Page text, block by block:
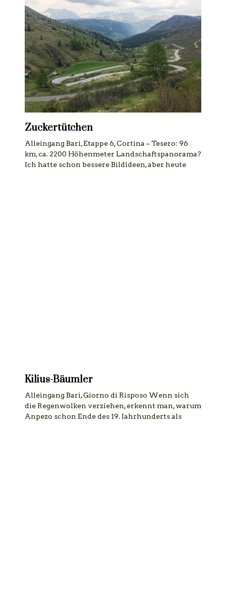
Zuckertütchen
Alleingang Bari, Etappe 6, Cortina – Tesero: 96
km, ca. 2200 Höhenmeter Landschaftspanorama?
Ich hatte schon bessere Bildideen, aber heute
Kilius-Bäumler
Alleingang Bari, Giorno di Risposo Wenn sich
die Regenwolken verziehen, erkennt man, warum
Anpezo schon Ende des 19. Jahrhunderts als